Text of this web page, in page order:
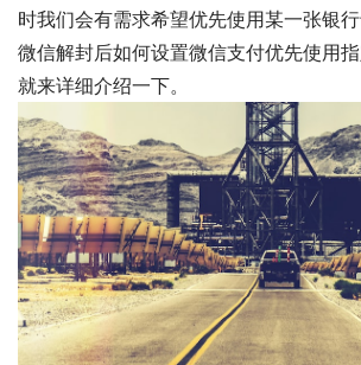
时我们会有需求希望优先使用某一张银
微信解封后如何设置微信支付优先使用
就来详细介绍一下。